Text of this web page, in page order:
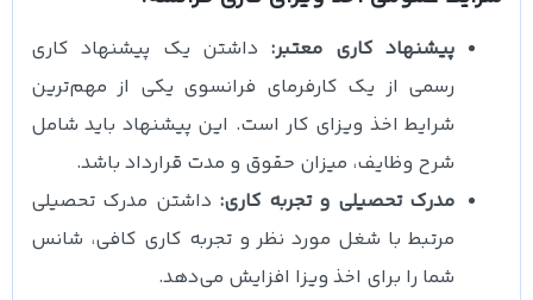
پیشنهاد کاری معتبر: داشتن یک پیشنهاد کاری
رسمی از یک کارفرمای فرانسوی یکی از مهم‌ترین
شرایط اخذ ویزای کار است. این پیشنهاد باید شامل
شرح وظایف، میزان حقوق و مدت قرارداد باشد.
مدرک تحصیلی و تجربه کاری: داشتن مدرک تحصیلی
مرتبط با شغل مورد نظر و تجربه کاری کافی، شانس
شما را برای اخذ ویزا افزایش می‌دهد.